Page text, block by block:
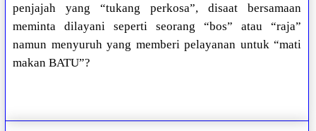
penjajah yang “tukang perkosa”, disaat bersamaan
meminta dilayani seperti seorang “bos” atau “raja”
namun menyuruh yang memberi pelayanan untuk “mati
makan BATU”?